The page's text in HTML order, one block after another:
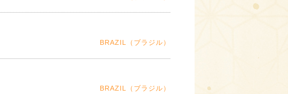
BRAZIL（ブラジル）
BRAZIL（ブラジル）